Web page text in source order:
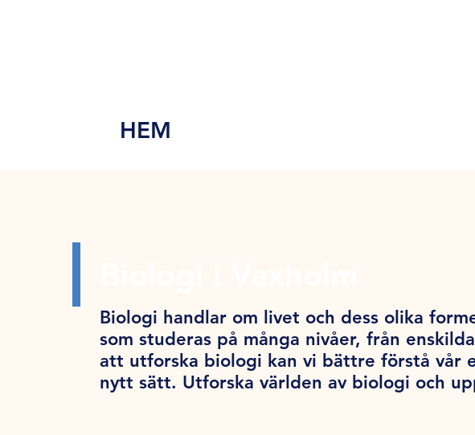
HEM
Biologi handlar om livet och dess olika
som studeras på många nivåer, från
att utforska biologi kan vi bättre förstå vår
nytt sätt. Utforska världen av biologi och